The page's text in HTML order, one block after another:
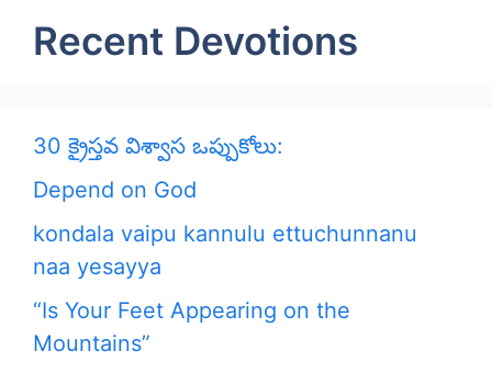
Recent Devotions
30 క్రైస్తవ విశ్వాస ఒప్పుకోలు:
Depend on God
kondala vaipu kannulu ettuchunnanu
naa yesayya
“Is Your Feet Appearing on the
Mountains”